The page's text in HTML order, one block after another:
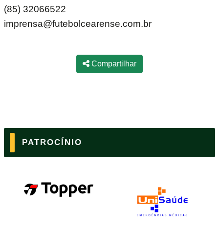
(85) 32066522
imprensa@futebolcearense.com.br
Compartilhar
PATROCÍNIO